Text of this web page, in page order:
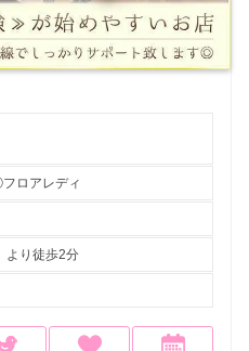
ロアレディ
より徒歩2分